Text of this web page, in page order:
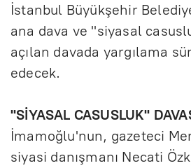
İstanbul Büyükşehir
ana dava ve "siyasal
açılan davada yargılama
edecek.
"SİYASAL CASUSLUK"
İmamoğlu'nun, gazeteci
siyasi danışmanı Necati